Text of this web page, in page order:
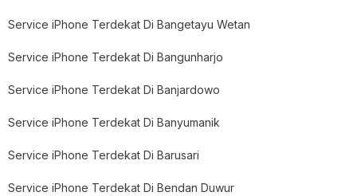
Service iPhone Terdekat Di Bangetayu Wetan
Service iPhone Terdekat Di Bangunharjo
Service iPhone Terdekat Di Banjardowo
Service iPhone Terdekat Di Banyumanik
Service iPhone Terdekat Di Barusari
Service iPhone Terdekat Di Bendan Duwur